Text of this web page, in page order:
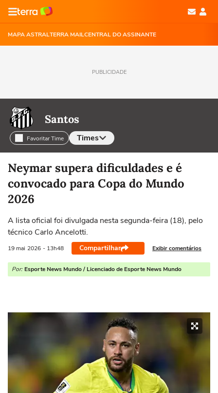
MAPA ASTRALTERRA MAILCENTRAL DO ASSINANTE
PUBLICIDADE
Santos
Favoritar Time Times
Selecione o time para ver as notícias
Neymar supera dificuldades e é
convocado para Copa do Mundo
2026
A lista oficial foi divulgada nesta segunda-feira (18), pelo
técnico Carlo Ancelotti.
19 mai 2026 - 13h48 Compartilhar Exibir comentários
Por: Esporte News Mundo / Licenciado de Esporte News Mundo